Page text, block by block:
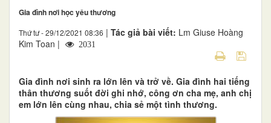
Gia đình nơi học yêu thương
Thứ tư - 29/12/2021 08:36 | Tác giả bài viết: Lm Giuse Hoàng
Kim Toan |
2031
Gia đình nơi sinh ra lớn lên và trở về. Gia đình hai tiếng
thân thương suốt đời ghi nhớ, công ơn cha mẹ, anh chị
em lớn lên cùng nhau, chia sẻ một tình thương.